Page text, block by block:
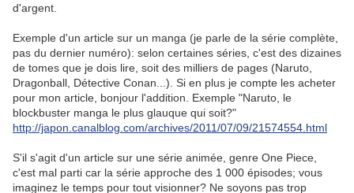
d'argent.
Exemple d'un article sur un manga (je parle de la série complète,
pas du dernier numéro): selon certaines séries, c'est des dizaines
de tomes que je dois lire, soit des milliers de pages (Naruto,
Dragonball, Détective Conan...). Si en plus je compte les acheter
pour mon article, bonjour l'addition. Exemple "Naruto, le
blockbuster manga le plus glauque qui soit?"
http://japon.canalblog.com/archives/2011/07/09/21574554.html
S'il s'agit d'un article sur une série animée, genre One Piece,
c'est mal parti car la série approche des 1 000 épisodes; vous
imaginez le temps pour tout visionner? Ne soyons pas trop